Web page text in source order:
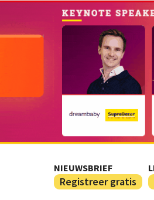
NIEUWSBRIEF
Registreer gratis